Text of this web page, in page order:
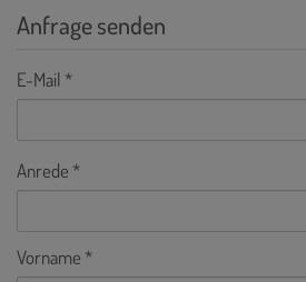
Anfrage senden
E-Mail
Anrede
Vorname